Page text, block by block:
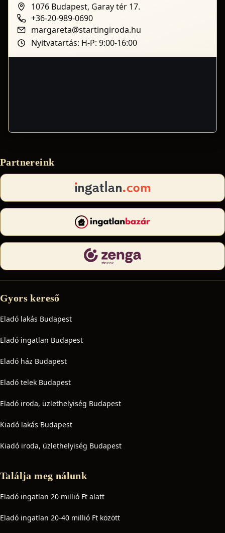
1076 Budapest, Garay tér 17.
+36-20-989-0690
margareta@startingiroda.hu
Nyitvatartás: H-P: 9:00-16:00
Partnereink
Gyors kereső
Eladó lakás Budapest
Eladó ingatlan Budapest
Eladó ház Budapest
Eladó telek Budapest
Eladó iroda, üzlethelyiség Budapest
Kiadó lakás Budapest
Kiadó iroda, üzlethelyiség Budapest
Találja meg nálunk
Eladó ingatlan 20 millió Ft alatt
Eladó ingatlan 20-40 millió Ft között